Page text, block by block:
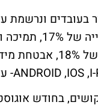
ונרשמת
בחודש